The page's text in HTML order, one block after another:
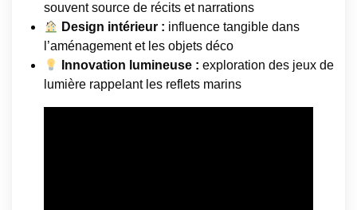
souvent source de récits et narrations
Design intérieur : influence tangible dans
l’aménagement et les objets déco
Innovation lumineuse : exploration des jeux de
lumière rappelant les reflets marins